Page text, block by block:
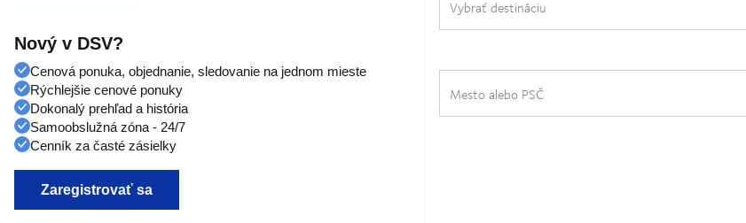
Nový v DSV?
Cenová ponuka, objednanie, sledovanie na jednom mieste
Rýchlejšie cenové ponuky
Dokonalý prehľad a história
Samoobslužná zóna - 24/7
Cenník za časté zásielky
Zaregistrovať sa